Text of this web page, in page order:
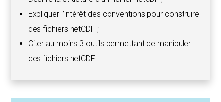
Expliquer l’intérêt des conventions pour construire
des fichiers netCDF ;
Citer au moins 3 outils permettant de manipuler
des fichiers netCDF.